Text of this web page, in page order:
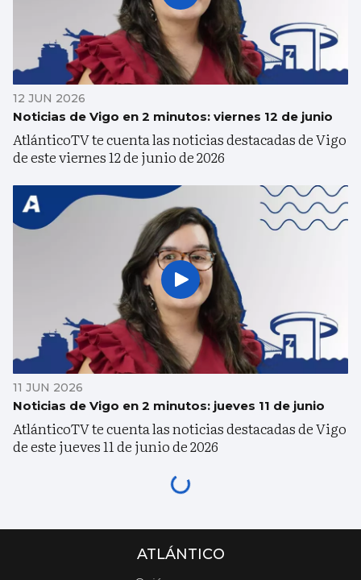
12 JUN 2026
Noticias de Vigo en 2 minutos: viernes 12 de junio
AtlánticoTV te cuenta las noticias destacadas de Vigo
de este viernes 12 de junio de 2026
11 JUN 2026
Noticias de Vigo en 2 minutos: jueves 11 de junio
AtlánticoTV te cuenta las noticias destacadas de Vigo
de este jueves 11 de junio de 2026
ATLÁNTICO